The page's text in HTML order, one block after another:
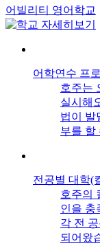
어빌리티 영어학교
어학연수 프
호주는
실시해
법이 발
부를 할
전공별 대학(
호주의
인을 충
각 전
되어왔